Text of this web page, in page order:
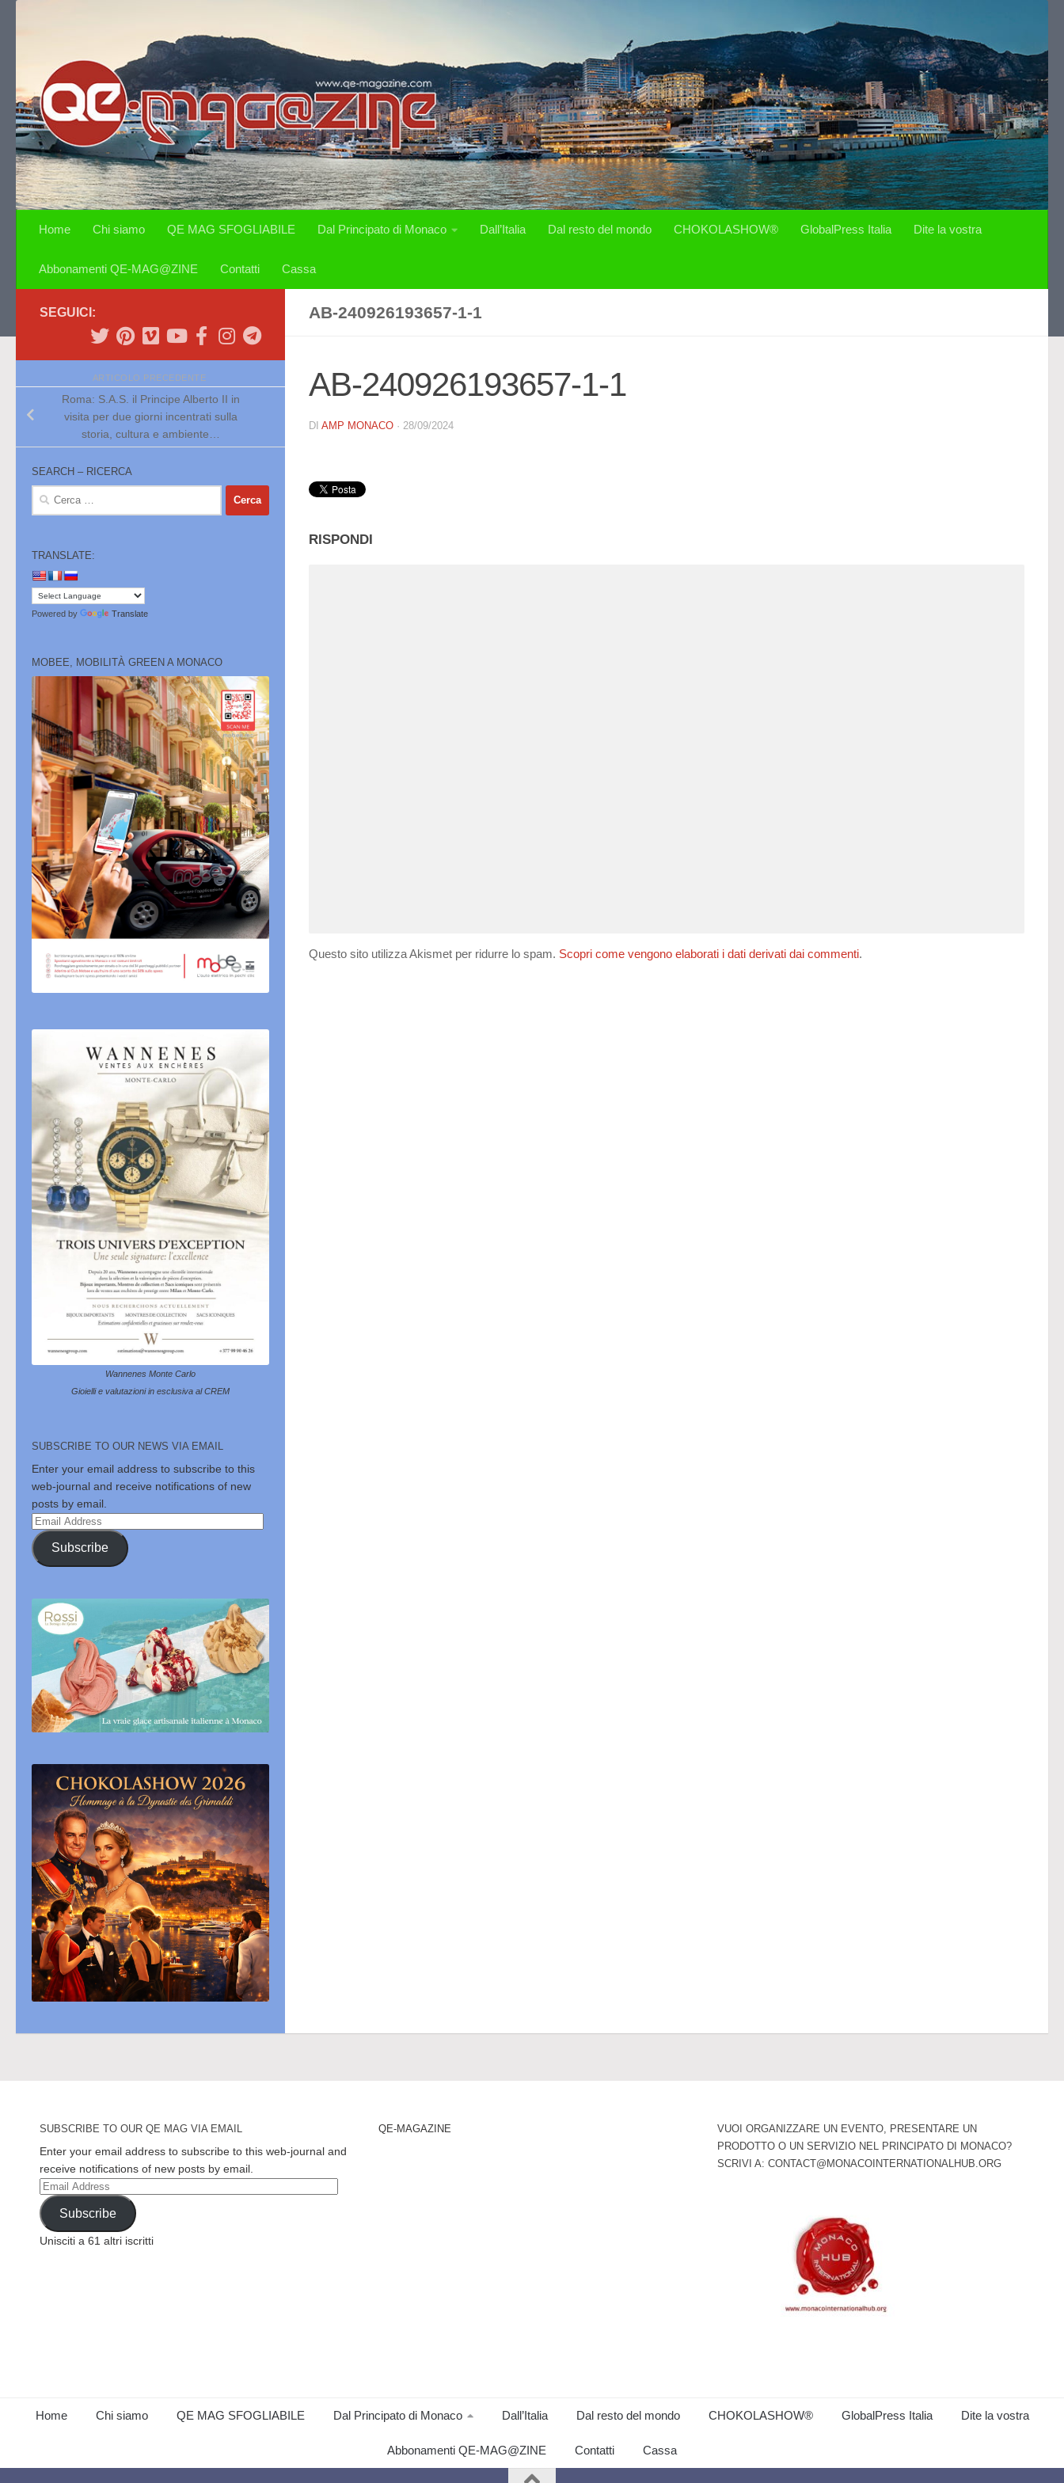
Home Chi siamo QE MAG SFOGLIABILE Dal Principato di Monaco Dall’Italia Dal resto del mondo CHOKOLASHOW® GlobalPress Italia Dite la vostra
Abbonamenti QE-MAG@ZINE Contatti Cassa
AB-240926193657-1-1
AB-240926193657-1-1
DI AMP MONACO · 28/09/2024
RISPONDI
Questo sito utilizza Akismet per ridurre lo spam. Scopri come vengono elaborati i dati derivati dai commenti.
SEGUICI:
ARTICOLO PRECEDENTE
Roma: S.A.S. il Principe Alberto II in
visita per due giorni incentrati sulla
storia, cultura e ambiente…
SEARCH – RICERCA
Ricerca
TRANSLATE:
Powered by Translate
MOBEE, MOBILITÀ GREEN A MONACO
Wannenes Monte Carlo
Gioielli e valutazioni in esclusiva al CREM
SUBSCRIBE TO OUR NEWS VIA EMAIL
Enter your email address to subscribe to this
web-journal and receive notifications of new
posts by email.
Email
Address
Subscribe
SUBSCRIBE TO OUR QE MAG VIA EMAIL
Enter your email address to subscribe to this web-journal and
receive notifications of new posts by email.
Email
Address
Subscribe
Unisciti a 61 altri iscritti
QE-MAGAZINE
VUOI ORGANIZZARE UN EVENTO, PRESENTARE UN
PRODOTTO O UN SERVIZIO NEL PRINCIPATO DI MONACO?
SCRIVI A: CONTACT@MONACOINTERNATIONALHUB.ORG
Home Chi siamo QE MAG SFOGLIABILE Dal Principato di Monaco Dall’Italia Dal resto del mondo CHOKOLASHOW® GlobalPress Italia Dite la vostra
Abbonamenti QE-MAG@ZINE Contatti Cassa